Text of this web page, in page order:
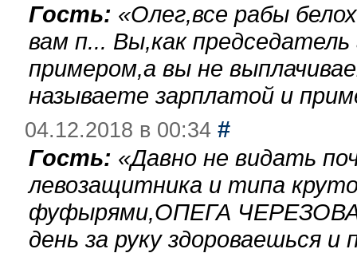
Гость: «Олег,все рабы
вам п... Вы,как
примером,а вы не
называете зарплатой и
04.12.2018 в 00:34 #
Гость: «Давно не видать
левозащитника и типа
фуфырями,ОПЕГА
день за руку здороваешься